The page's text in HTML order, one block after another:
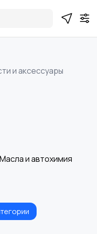
и аксессуары
Масла и автохимия
Аксессуары и